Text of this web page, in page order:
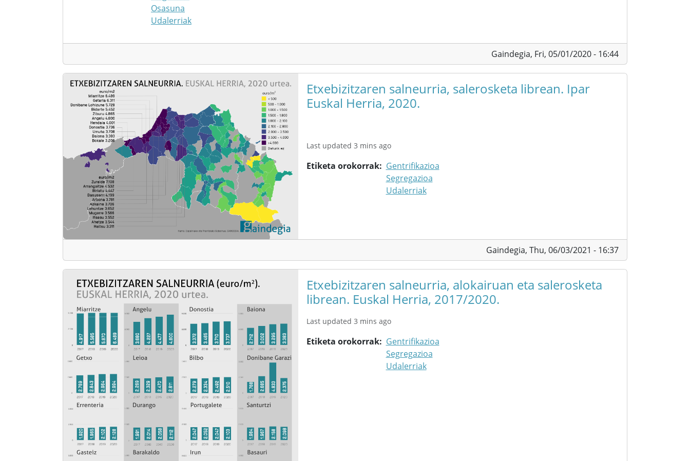
Osasuna
Udalerriak
Gaindegia, Fri, 05/01/2020 - 16:44
Etxebizitzaren salneurria, salerosketa librean. Ipar
Euskal Herria, 2020.
Last updated 3 mins ago
Etiketa orokorrak
Gentrifikazioa
Segregazioa
Udalerriak
Gaindegia, Thu, 06/03/2021 - 16:37
Etxebizitzaren salneurria, alokairuan eta salerosketa
librean. Euskal Herria, 2017/2020.
Last updated 3 mins ago
Etiketa orokorrak
Gentrifikazioa
Segregazioa
Udalerriak